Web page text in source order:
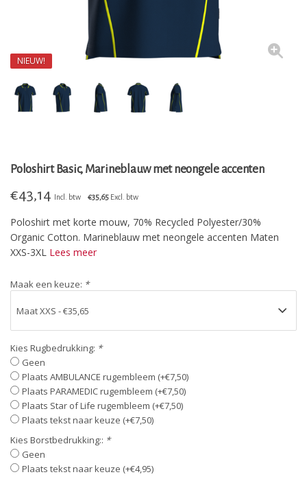
NIEUW!
Poloshirt Basic, Marineblauw met neongele accenten
€43,14 Incl. btw €35,65 Excl. btw
Poloshirt met korte mouw, 70% Recycled Polyester/30%
Organic Cotton. Marineblauw met neongele accenten Maten
XXS-3XL Lees meer
Maak een keuze: *
Kies Rugbedrukking: *
Geen
Plaats AMBULANCE rugembleem (+€7,50)
Plaats PARAMEDIC rugembleem (+€7,50)
Plaats Star of Life rugembleem (+€7,50)
Plaats tekst naar keuze (+€7,50)
Kies Borstbedrukking:: *
Geen
Plaats tekst naar keuze (+€4,95)